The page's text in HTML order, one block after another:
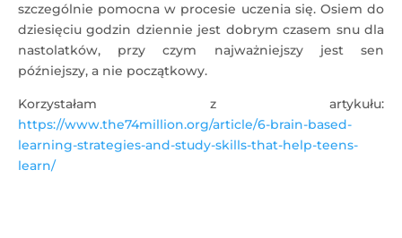
szczególnie pomocna w procesie uczenia się. Osiem do
dziesięciu godzin dziennie jest dobrym czasem snu dla
nastolatków, przy czym najważniejszy jest sen
późniejszy, a nie początkowy.
Korzystałam z artykułu:
https://www.the74million.org/article/6-brain-based-
learning-strategies-and-study-skills-that-help-teens-
learn/